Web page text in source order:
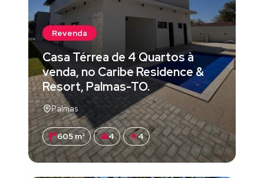
Revenda
Casa Térrea de 4 Quartos à
venda, no Caribe Residence &
Resort, Palmas-TO.
Palmas
605 m² 4 4